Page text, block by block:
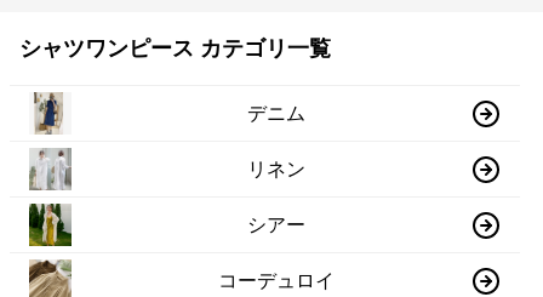
シャツワンピース カテゴリ一覧
デニム
リネン
シアー
コーデュロイ